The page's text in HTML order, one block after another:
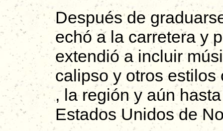
Después de
echó a la carretera y
extendió a incluir
calipso y otros
, la región y aún
Estados Unidos de